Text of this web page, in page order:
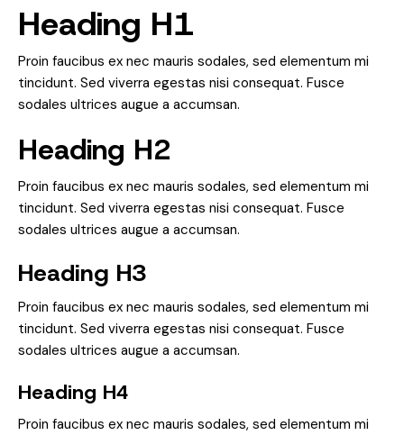
Heading H1
Proin faucibus ex nec mauris sodales, sed elementum mi
tincidunt. Sed viverra egestas nisi consequat. Fusce
sodales ultrices augue a accumsan.
Heading H2
Proin faucibus ex nec mauris sodales, sed elementum mi
tincidunt. Sed viverra egestas nisi consequat. Fusce
sodales ultrices augue a accumsan.
Heading H3
Proin faucibus ex nec mauris sodales, sed elementum mi
tincidunt. Sed viverra egestas nisi consequat. Fusce
sodales ultrices augue a accumsan.
Heading H4
Proin faucibus ex nec mauris sodales, sed elementum mi